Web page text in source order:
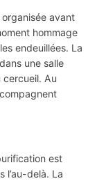
avant
hommage
endeuillées. La
une salle
Au
est
l’au-delà. La